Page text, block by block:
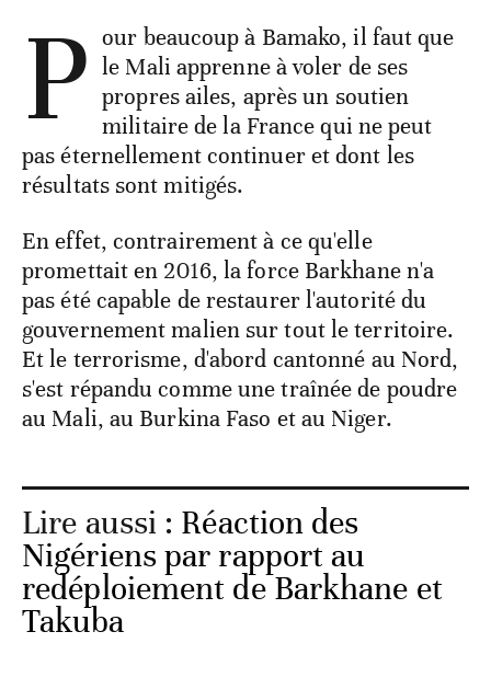
P our beaucoup à Bamako, il faut que
le Mali apprenne à voler de ses
propres ailes, après un soutien
militaire de la France qui ne peut
pas éternellement continuer et dont les
résultats sont mitigés.
En effet, contrairement à ce qu'elle
promettait en 2016, la force Barkhane n'a
pas été capable de restaurer l'autorité du
gouvernement malien sur tout le territoire.
Et le terrorisme, d'abord cantonné au Nord,
s'est répandu comme une traînée de poudre
au Mali, au Burkina Faso et au Niger.
Lire aussi : Réaction des
Nigériens par rapport au
redéploiement de Barkhane et
Takuba